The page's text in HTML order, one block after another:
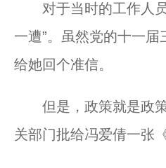
对于当时的工作人员
一遭”。虽然党的十一
给她回个准信。
但是，政策就是政策
关部门批给冯爱倩一张